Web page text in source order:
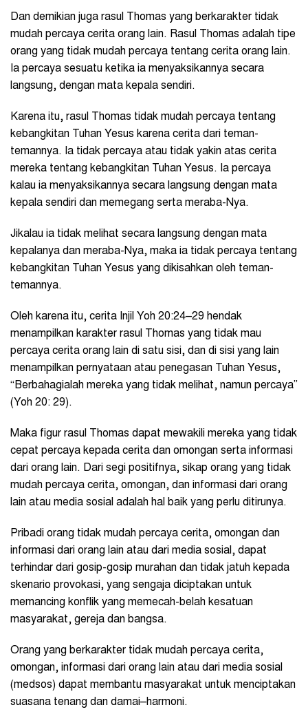
Dan demikian juga rasul Thomas yang berkarakter tidak
mudah percaya cerita orang lain. Rasul Thomas adalah tipe
orang yang tidak mudah percaya tentang cerita orang lain.
Ia percaya sesuatu ketika ia menyaksikannya secara
langsung, dengan mata kepala sendiri.
Karena itu, rasul Thomas tidak mudah percaya tentang
kebangkitan Tuhan Yesus karena cerita dari teman-
temannya. Ia tidak percaya atau tidak yakin atas cerita
mereka tentang kebangkitan Tuhan Yesus. Ia percaya
kalau ia menyaksikannya secara langsung dengan mata
kepala sendiri dan memegang serta meraba-Nya.
Jikalau ia tidak melihat secara langsung dengan mata
kepalanya dan meraba-Nya, maka ia tidak percaya tentang
kebangkitan Tuhan Yesus yang dikisahkan oleh teman-
temannya.
Oleh karena itu, cerita Injil Yoh 20:24–29 hendak
menampilkan karakter rasul Thomas yang tidak mau
percaya cerita orang lain di satu sisi, dan di sisi yang lain
menampilkan pernyataan atau penegasan Tuhan Yesus,
“Berbahagialah mereka yang tidak melihat, namun percaya”
(Yoh 20: 29).
Maka figur rasul Thomas dapat mewakili mereka yang tidak
cepat percaya kepada cerita dan omongan serta informasi
dari orang lain. Dari segi positifnya, sikap orang yang tidak
mudah percaya cerita, omongan, dan informasi dari orang
lain atau media sosial adalah hal baik yang perlu ditirunya.
Pribadi orang tidak mudah percaya cerita, omongan dan
informasi dari orang lain atau dari media sosial, dapat
terhindar dari gosip-gosip murahan dan tidak jatuh kepada
skenario provokasi, yang sengaja diciptakan untuk
memancing konflik yang memecah-belah kesatuan
masyarakat, gereja dan bangsa.
Orang yang berkarakter tidak mudah percaya cerita,
omongan, informasi dari orang lain atau dari media sosial
(medsos) dapat membantu masyarakat untuk menciptakan
suasana tenang dan damai–harmoni.